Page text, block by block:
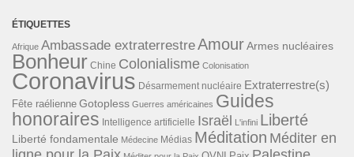
ÉTIQUETTES
Afrique Ambassade extraterrestreAmourArmes nucléaires
Bonheur Chine Colonialisme Colonisation
Coronavirus Désarmement nucléaire Extraterrestre(s)
Fête raélienne Gotopless Guerres américaines Guides
honoraires Intelligence artificielle Israël L'infini Liberté
Liberté fondamentale Médecine Médias Méditation Méditer en